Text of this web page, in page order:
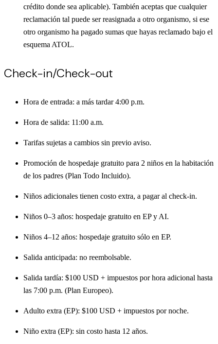
crédito donde sea aplicable). También aceptas que cualquier
reclamación tal puede ser reasignada a otro organismo, si ese
otro organismo ha pagado sumas que hayas reclamado bajo el
esquema ATOL.
Check-in/Check-out
Hora de entrada: a más tardar 4:00 p.m.
Hora de salida: 11:00 a.m.
Tarifas sujetas a cambios sin previo aviso.
Promoción de hospedaje gratuito para 2 niños en la habitación
de los padres (Plan Todo Incluido).
Niños adicionales tienen costo extra, a pagar al check-in.
Niños 0–3 años: hospedaje gratuito en EP y AI.
Niños 4–12 años: hospedaje gratuito sólo en EP.
Salida anticipada: no reembolsable.
Salida tardía: $100 USD + impuestos por hora adicional hasta
las 7:00 p.m. (Plan Europeo).
Adulto extra (EP): $100 USD + impuestos por noche.
Niño extra (EP): sin costo hasta 12 años.